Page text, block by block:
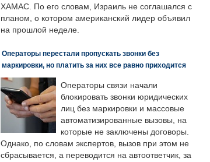
ХАМАС. По его словам, Израиль не соглашался с
планом, о котором американский лидер объявил
на прошлой неделе.
Операторы перестали пропускать звонки без
маркировки, но платить за них все равно приходится
Операторы связи начали
блокировать звонки юридических
лиц без маркировки и массовые
автоматизированные вызовы, на
которые не заключены договоры.
Однако, по словам экспертов, вызов при этом не
сбрасывается, а переводится на автоответчик, за